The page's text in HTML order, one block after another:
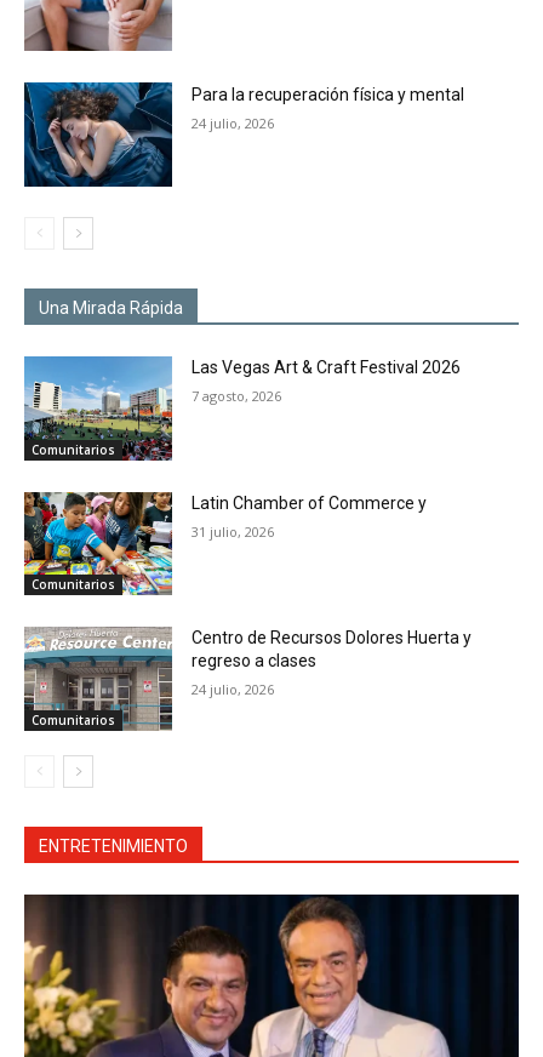
Para la recuperación física y mental
24 julio, 2026
Una Mirada Rápida
Comunitarios
Las Vegas Art & Craft Festival 2026
7 agosto, 2026
Comunitarios
Latin Chamber of Commerce y
31 julio, 2026
Comunitarios
Centro de Recursos Dolores Huerta y
regreso a clases
24 julio, 2026
ENTRETENIMIENTO